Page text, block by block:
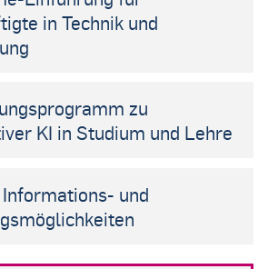
in Technik und
zu
KI in Studium und Lehre
und